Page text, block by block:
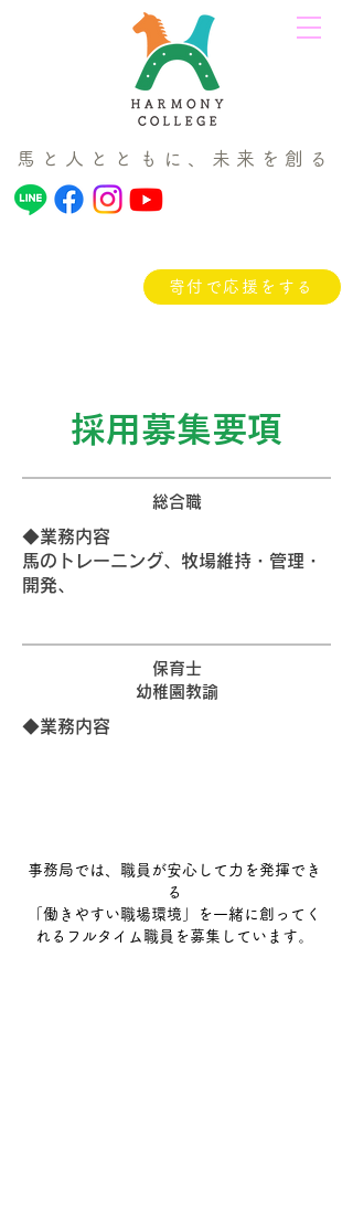
寄付で応援をする
馬と人とともに、未来を創る
採用募集要項
総合職
​◆業務内容
馬のトレーニング、牧場維持・管理・
開発、
保育士
幼稚園教諭
​◆業務内容
事務局では、職員が安心して力を発揮でき
る
「働きやすい職場環境」を一緒に創ってく
れるフルタイム職員を募集しています 。